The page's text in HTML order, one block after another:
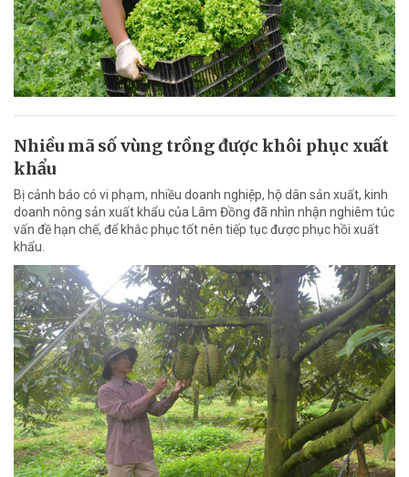
Nhiều mã số vùng trồng được khôi phục xuất
khẩu
Bị cảnh báo có vi phạm, nhiều doanh nghiệp, hộ dân sản xuất, kinh
doanh nông sản xuất khẩu của Lâm Đồng đã nhìn nhận nghiêm túc
vấn đề hạn chế, để khắc phục tốt nên tiếp tục được phục hồi xuất
khẩu.